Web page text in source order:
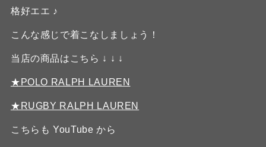
格好エエ ♪
こんな感じで着こなしましょう！
当店の商品はこちら ↓ ↓ ↓
★POLO RALPH LAUREN
★RUGBY RALPH LAUREN
こちらも YouTube から